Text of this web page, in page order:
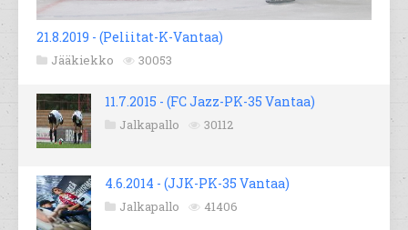
21.8.2019 - (Peliitat-K-Vantaa)
Jääkiekko 30053
11.7.2015 - (FC Jazz-PK-35 Vantaa)
Jalkapallo 30112
4.6.2014 - (JJK-PK-35 Vantaa)
Jalkapallo 41406